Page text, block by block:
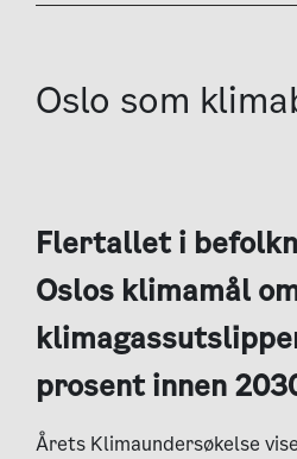
Oslo som
Flertallet i
Oslos klimamål
prosent innen
Årets Klimaundersøkelse